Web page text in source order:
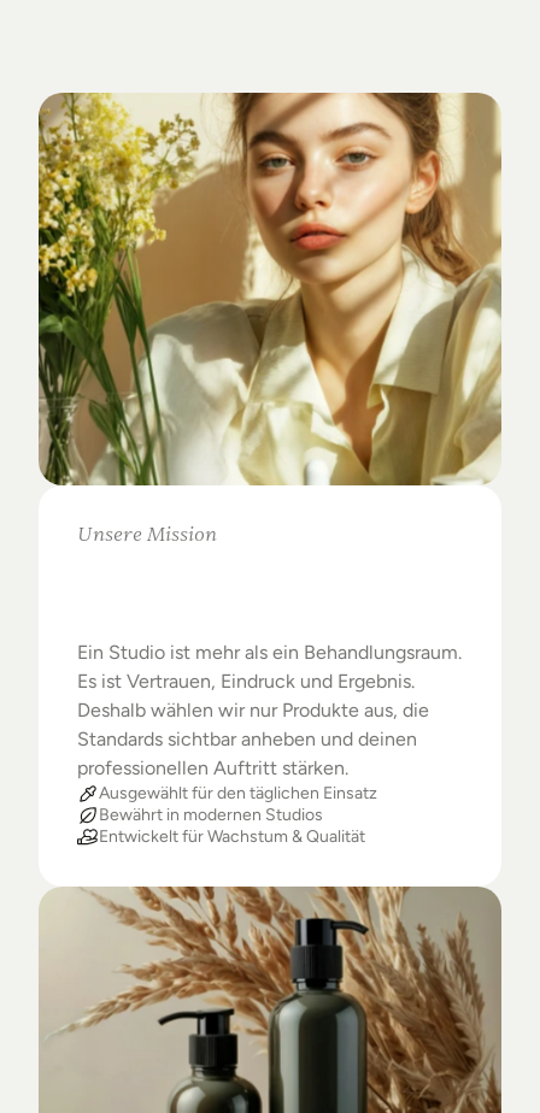
Studio-Alltag.
Unsere Mission
Ein Studio ist mehr als ein Behandlungsraum.
Es ist Vertrauen, Eindruck und Ergebnis.
Deshalb wählen wir nur Produkte aus, die
Standards sichtbar anheben und deinen
professionellen Auftritt stärken.
Ausgewählt für den täglichen Einsatz
Bewährt in modernen Studios
Entwickelt für Wachstum & Qualität